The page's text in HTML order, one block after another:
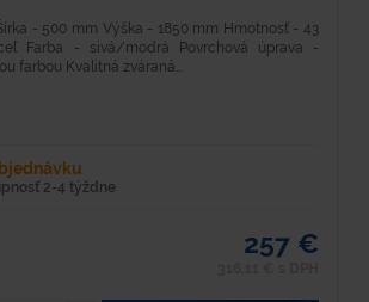
- 500 mm Výška - 1850 mm Hmotnosť - 43
Farba - sivá/modrá Povrchová úprava -
farbou Kvalitná zváraná...
2-4 týždne
257 €